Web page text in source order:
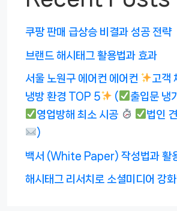
쿠팡 판매 급상승 비결과 성공 전략
브랜드 해시태그 활용법과 효과
서울 노원구 에어컨 에어컨
고객
냉방 환경 TOP 5
(
출입문 냉
영업방해 최소 시공
법인
)
백서 (White Paper) 작성법과 활
해시태그 리서치로 소셜미디어 강화